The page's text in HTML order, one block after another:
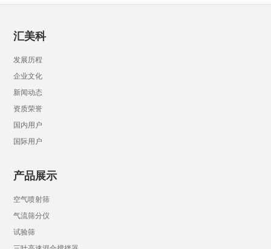
汇美科
发展历程
企业文化
新闻动态
资质荣誉
国内用户
国际用户
产品展示
空气喷射筛
气流筛分仪
试验筛